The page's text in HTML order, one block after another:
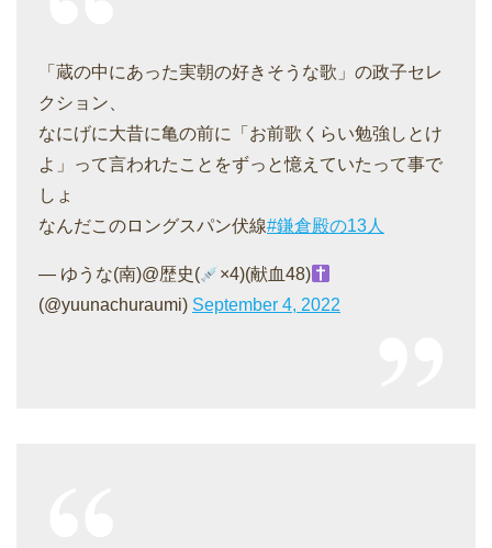
「蔵の中にあった実朝の好きそうな歌」の政子セレ
クション、
なにげに大昔に亀の前に「お前歌くらい勉強しとけ
よ」って言われたことをずっと憶えていたって事で
しょ
なんだこのロングスパン伏線#鎌倉殿の13人
— ゆうな(南)@歴史(
×4)(献血48)
(@yuunachuraumi) September 4, 2022